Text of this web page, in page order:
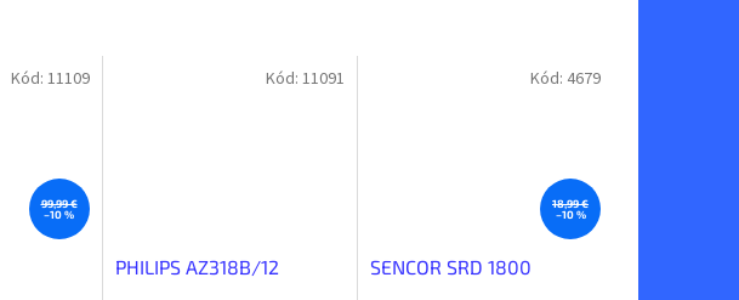
99,99 €
–10 %
Kód: 11109
PHILIPS AZ318B/12
Kód:11091
18,99 €
–10 %
SENCOR SRD 1800
Kód: 4679